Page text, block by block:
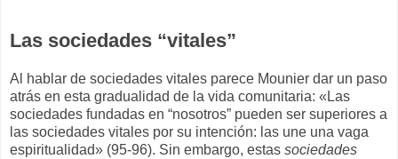
Las sociedades “vitales”
Al hablar de sociedades vitales parece Mounier dar un paso
atrás en esta gradualidad de la vida comunitaria: «Las
sociedades fundadas en “nosotros” pueden ser superiores a
las sociedades vitales por su intención: las une una vaga
espiritualidad» (95-96). Sin embargo, estas sociedades